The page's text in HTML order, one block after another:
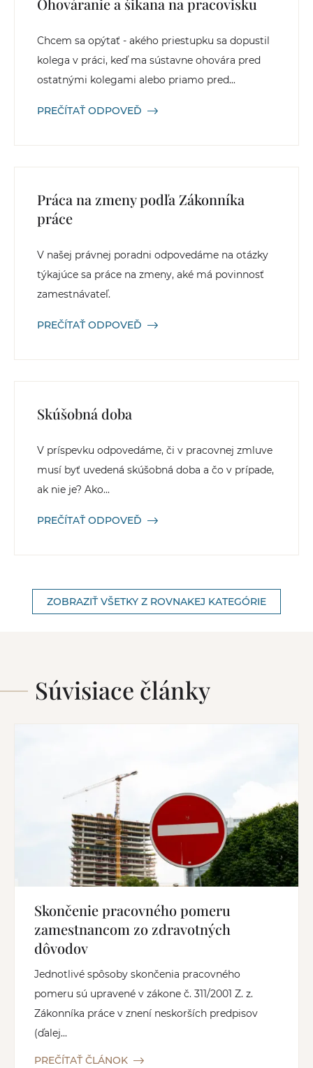
Ohováranie a šikana na pracovisku
Chcem sa opýtať - akého priestupku sa dopustil
kolega v práci, keď ma sústavne ohovára pred
ostatnými kolegami alebo priamo pred...
PREČÍTAŤ ODPOVEĎ
Práca na zmeny podľa Zákonníka
práce
V našej právnej poradni odpovedáme na otázky
týkajúce sa práce na zmeny, aké má povinnosť
zamestnávateľ.
PREČÍTAŤ ODPOVEĎ
Skúšobná doba
V príspevku odpovedáme, či v pracovnej zmluve
musí byť uvedená skúšobná doba a čo v prípade,
ak nie je? Ako...
PREČÍTAŤ ODPOVEĎ
ZOBRAZIŤ VŠETKY Z ROVNAKEJ KATEGÓRIE
Súvisiace články
Skončenie pracovného pomeru
zamestnancom zo zdravotných
dôvodov
Jednotlivé spôsoby skončenia pracovného
pomeru sú upravené v zákone č. 311/2001 Z. z.
Zákonníka práce v znení neskorších predpisov
(ďalej...
PREČÍTAŤ ČLÁNOK